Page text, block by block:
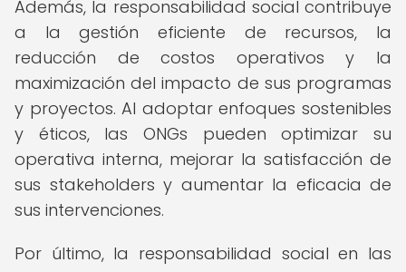
Además, la responsabilidad social contribuye
a la gestión eficiente de recursos, la
reducción de costos operativos y la
maximización del impacto de sus programas
y proyectos. Al adoptar enfoques sostenibles
y éticos, las ONGs pueden optimizar su
operativa interna, mejorar la satisfacción de
sus stakeholders y aumentar la eficacia de
sus intervenciones.
Por último, la responsabilidad social en las